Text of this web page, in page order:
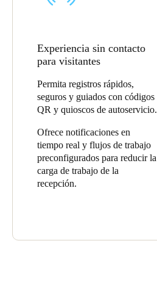
Experiencia sin contacto
para visitantes
Permita registros rápidos,
seguros y guiados con códigos
QR y quioscos de autoservicio.
Ofrece notificaciones en
tiempo real y flujos de trabajo
preconfigurados para reducir la
carga de trabajo de la
recepción.